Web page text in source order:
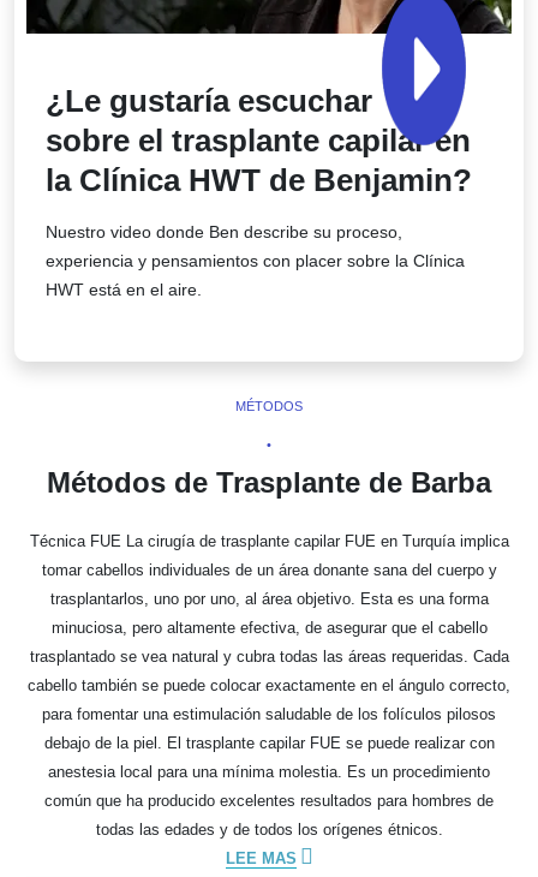
¿Le gustaría escuchar
sobre el trasplante capilar en
la Clínica HWT de Benjamin?
Nuestro video donde Ben describe su proceso,
experiencia y pensamientos con placer sobre la Clínica
HWT está en el aire.
MÉTODOS
•
Métodos de Trasplante de Barba
Técnica FUE La cirugía de trasplante capilar FUE en Turquía implica
tomar cabellos individuales de un área donante sana del cuerpo y
trasplantarlos, uno por uno, al área objetivo. Esta es una forma
minuciosa, pero altamente efectiva, de asegurar que el cabello
trasplantado se vea natural y cubra todas las áreas requeridas. Cada
cabello también se puede colocar exactamente en el ángulo correcto,
para fomentar una estimulación saludable de los folículos pilosos
debajo de la piel. El trasplante capilar FUE se puede realizar con
anestesia local para una mínima molestia. Es un procedimiento
común que ha producido excelentes resultados para hombres de
todas las edades y de todos los orígenes étnicos.
LEE MAS